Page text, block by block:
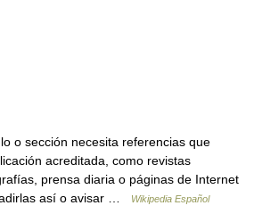
o sección necesita referencias que
acreditada, como revistas
prensa diaria o páginas de Internet
así o avisar …
Wikipedia Español